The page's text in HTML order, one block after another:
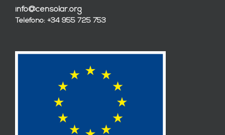
info@censolar.org
Teléfono: +34 955 725 753